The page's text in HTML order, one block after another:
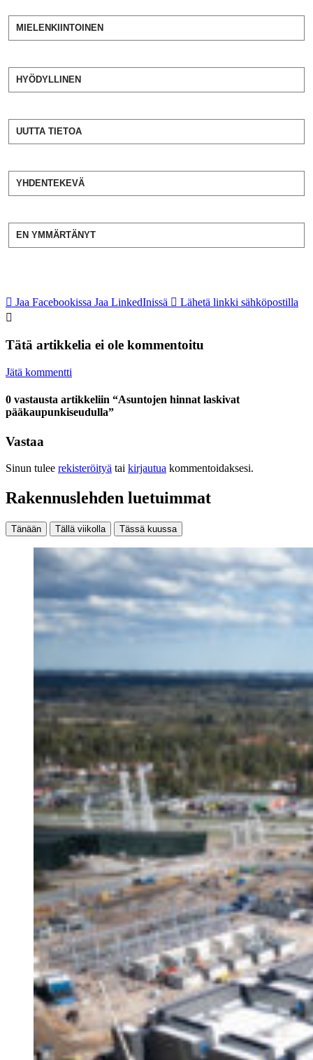
MIELENKIINTOINEN
HYÖDYLLINEN
UUTTA TIETOA
YHDENTEKEVÄ
EN YMMÄRTÄNYT
Jaa Facebookissa Jaa LinkedInissä Lähetä linkki sähköpostilla
Tätä artikkelia ei ole kommentoitu
Jätä kommentti
0 vastausta artikkeliin “Asuntojen hinnat laskivat
pääkaupunkiseudulla”
Vastaa
Sinun tulee rekisteröityä tai kirjautua kommentoidaksesi.
Rakennuslehden luetuimmat
Tänään Tällä viikolla Tässä kuussa